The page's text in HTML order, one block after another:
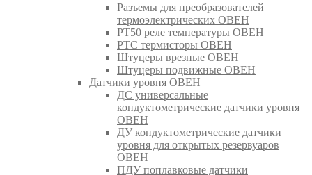
Разъемы для преобразователей
термоэлектрических ОВЕН
РТ50 реле температуры ОВЕН
РТС термисторы ОВЕН
Штуцеры врезные ОВЕН
Штуцеры подвижные ОВЕН
Датчики уровня ОВЕН
ДС универсальные
кондуктометрические датчики уровня
ОВЕН
ДУ кондуктометрические датчики
уровня для открытых резервуаров
ОВЕН
ПДУ поплавковые датчики